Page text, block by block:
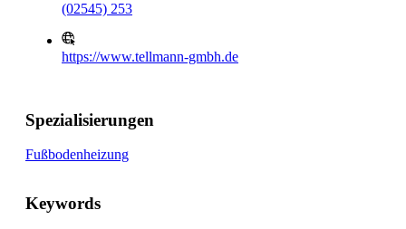
(02545) 253
https://www.tellmann-gmbh.de
Spezialisierungen
Fußbodenheizung
Keywords